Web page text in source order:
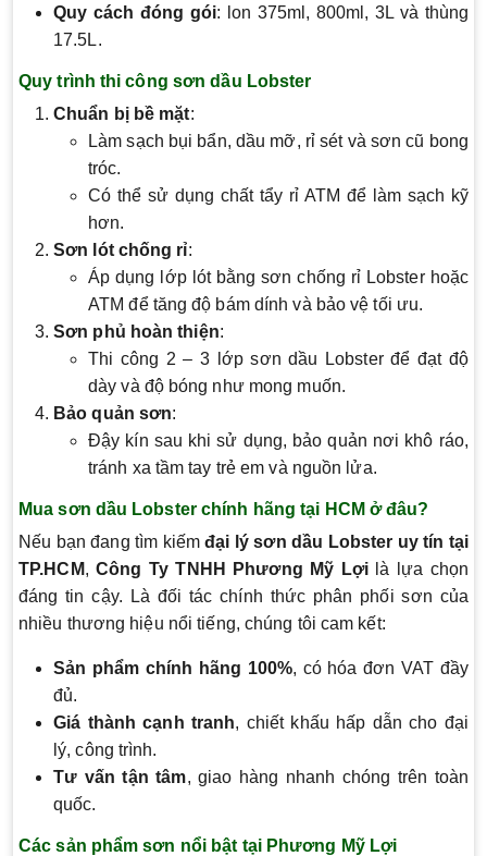
Quy cách đóng gói: lon 375ml, 800ml, 3L và thùng
17.5L.
Quy trình thi công sơn dầu Lobster
Chuẩn bị bề mặt:
Làm sạch bụi bẩn, dầu mỡ, rỉ sét và sơn cũ bong
tróc.
Có thể sử dụng chất tẩy rỉ ATM để làm sạch kỹ
hơn.
Sơn lót chống rỉ:
Áp dụng lớp lót bằng sơn chống rỉ Lobster hoặc
ATM để tăng độ bám dính và bảo vệ tối ưu.
Sơn phủ hoàn thiện:
Thi công 2 – 3 lớp sơn dầu Lobster để đạt độ
dày và độ bóng như mong muốn.
Bảo quản sơn:
Đậy kín sau khi sử dụng, bảo quản nơi khô ráo,
tránh xa tầm tay trẻ em và nguồn lửa.
Mua sơn dầu Lobster chính hãng tại HCM ở đâu?
Nếu bạn đang tìm kiếmđại lý sơn dầu Lobster uy tín tại
TP.HCM,Công Ty TNHH Phương Mỹ Lợi là lựa chọn
đáng tin cậy. Là đối tác chính thức phân phối sơn của
nhiều thương hiệu nổi tiếng, chúng tôi cam kết:
Sản phẩm chính hãng 100%, có hóa đơn VAT đầy
đủ.
Giá thành cạnh tranh, chiết khấu hấp dẫn cho đại
lý, công trình.
Tư vấn tận tâm, giao hàng nhanh chóng trên toàn
quốc.
Các sản phẩm sơn nổi bật tại Phương Mỹ Lợi